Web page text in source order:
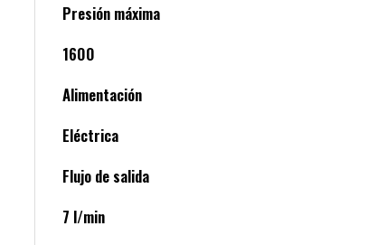
Presión máxima
1600
Alimentación
Eléctrica
Flujo de salida
7 l/min